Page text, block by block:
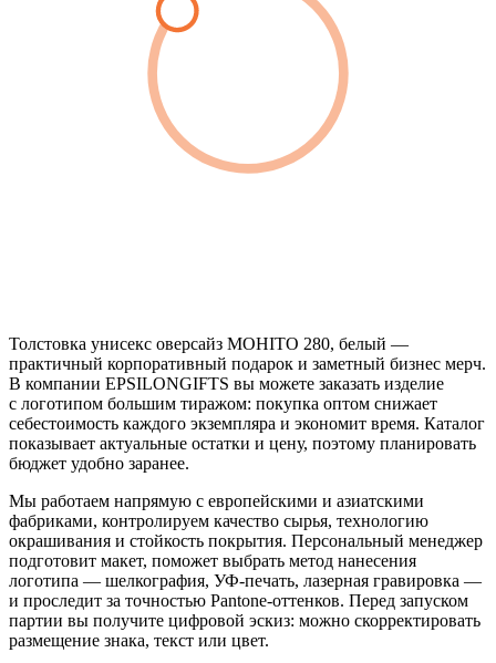
Толстовка унисекс оверсайз MOHITO 280, белый —
практичный корпоративный подарок и заметный бизнес мерч.
В компании EPSILONGIFTS вы можете заказать изделие
с логотипом большим тиражом: покупка оптом снижает
себестоимость каждого экземпляра и экономит время. Каталог
показывает актуальные остатки и цену, поэтому планировать
бюджет удобно заранее.
Мы работаем напрямую с европейскими и азиатскими
фабриками, контролируем качество сырья, технологию
окрашивания и стойкость покрытия. Персональный менеджер
подготовит макет, поможет выбрать метод нанесения
логотипа — шелкография, УФ-печать, лазерная гравировка —
и проследит за точностью Pantone-оттенков. Перед запуском
партии вы получите цифровой эскиз: можно скорректировать
размещение знака, текст или цвет.